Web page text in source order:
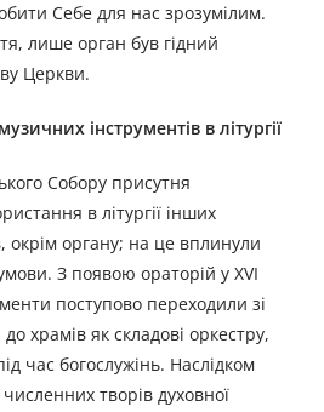
Себе для нас зрозумілим.
лише орган був гідний
Церкви.
інструментів в літургії
Собору присутня
в літургії інших
окрім органу; на це вплинули
З появою ораторій у XVI
поступово переходили зі
храмів як складові оркестру,
час богослужінь. Наслідком
творів духовної